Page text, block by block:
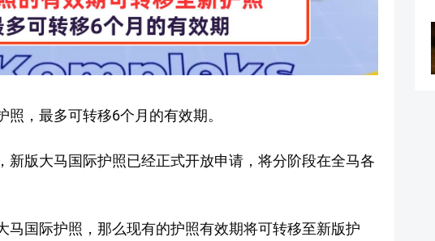
，最多可转移6个月的有效期。
新版大马国际护照已经正式开放申请，将分阶段在全马各
马国际护照，那么现有的护照有效期将可转移至新版护